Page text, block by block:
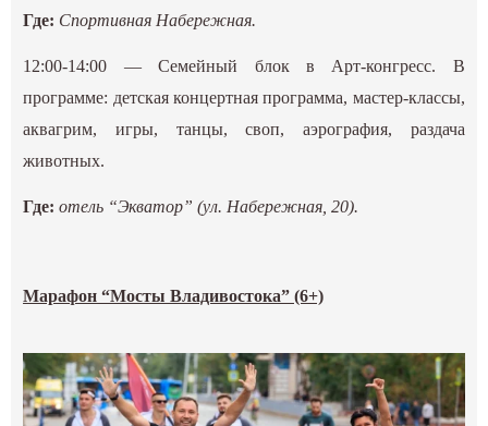
Где: Спортивная Набережная.
12:00-14:00 — Семейный блок в Арт-конгресс. В
программе: детская концертная программа, мастер-классы,
аквагрим, игры, танцы, своп, аэрография, раздача
животных.
Где: отель “Экватор” (ул. Набережная, 20).
Марафон “Мосты Владивостока” (6+)